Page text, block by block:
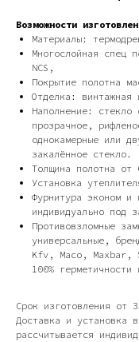
Возможности
Материалы:
Многослойная спец
NCS,
Покрытие полотна
Отделка: винтажная
Наполнение:
прозрачное,
однокамерные или
закалённое стекло.
Толщина полотна
Установка
Фурнитура эконом и
индивидуально под
Противовзломные
универсальные,
Kfv, Maco, Maxbar,
100%
Срок изготовления от
Доставка и установка
рассчитывается